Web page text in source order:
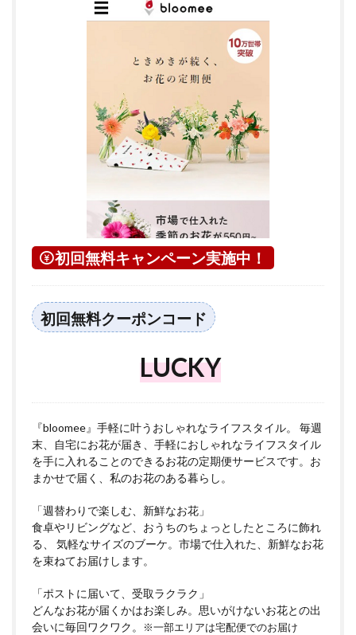
初回無料キャンペーン実施中！
初回無料クーポンコード
LUCKY
『bloomee』手軽に叶うおしゃれなライフスタイル。 毎週
末、自宅にお花が届き、手軽におしゃれなライフスタイル
を手に入れることのできるお花の定期便サービスです。お
まかせで届く、私のお花のある暮らし。
「週替わりで楽しむ、新鮮なお花」
食卓やリビングなど、おうちのちょっとしたところに飾れ
る、 気軽なサイズのブーケ。市場で仕入れた、新鮮なお花
を束ねてお届けします。
「ポストに届いて、受取ラクラク」
どんなお花が届くかはお楽しみ。思いがけないお花との出
会いに毎回ワクワク。
※一部エリアは宅配便でのお届け